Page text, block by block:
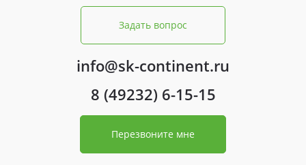
Задать вопрос
info@sk-continent.ru
8 (49232) 6-15-15
Перезвоните мне